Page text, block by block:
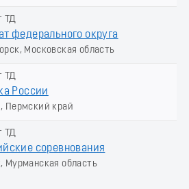
ТД
федерального округа
Московская область
ТД
России
Пермский край
ТД
соревнования
Мурманская область